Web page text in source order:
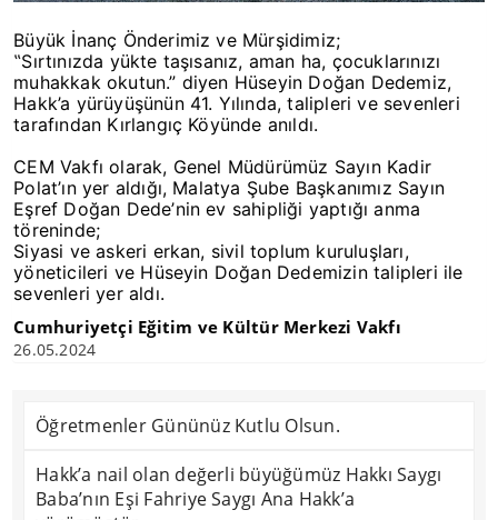
Büyük İnanç Önderimiz ve Mürşidimiz;
‟Sırtınızda yükte taşısanız, aman ha, çocuklarınızı
muhakkak okutun.” diyen Hüseyin Doğan Dedemiz,
Hakk’a yürüyüşünün 41. Yılında, talipleri ve sevenleri
tarafından Kırlangıç Köyünde anıldı.
CEM Vakfı olarak, Genel Müdürümüz Sayın Kadir
Polat’ın yer aldığı, Malatya Şube Başkanımız Sayın
Eşref Doğan Dede’nin ev sahipliği yaptığı anma
töreninde;
Siyasi ve askeri erkan, sivil toplum kuruluşları,
yöneticileri ve Hüseyin Doğan Dedemizin talipleri ile
sevenleri yer aldı.
Cumhuriyetçi Eğitim ve Kültür Merkezi Vakfı
26.05.2024
Öğretmenler Gününüz Kutlu Olsun.
Hakk’a nail olan değerli büyüğümüz Hakkı Saygı
Baba’nın Eşi Fahriye Saygı Ana Hakk’a